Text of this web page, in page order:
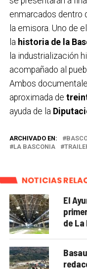
enmarcados dentro
la emisora. Uno de
la historia de la
la industrialización
acompañado al
Ambos
aproximada de
ayuda de la
ARCHIVADO EN:
LA BASCONIA
NOTICIAS
El
de La